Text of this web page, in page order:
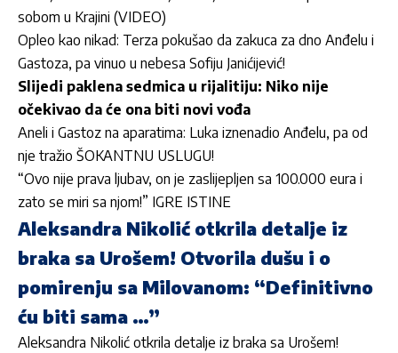
sobom u Krajini (VIDEO)
Opleo kao nikad: Terza pokušao da zakuca za dno Anđelu i
Gastoza, pa vinuo u nebesa Sofiju Janićijević!
Slijedi paklena sedmica u rijalitiju: Niko nije
očekivao da će ona biti novi vođa
Aneli i Gastoz na aparatima: Luka iznenadio Anđelu, pa od
nje tražio ŠOKANTNU USLUGU!
“Ovo nije prava ljubav, on je zaslijepljen sa 100.000 eura i
zato se miri sa njom!” IGRE ISTINE
Aleksandra Nikolić otkrila detalje iz
braka sa Urošem! Otvorila dušu i o
pomirenju sa Milovanom: “Definitivno
ću biti sama …”
Aleksandra Nikolić otkrila detalje iz braka sa Urošem!